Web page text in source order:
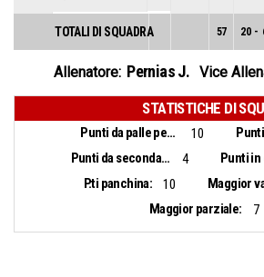
TOTALI DI SQUADRA 57 20 -
Allenatore: Pernias J. Vice
STATISTICHE DI
Punti da palle perse: 10
Punti da seconda opportunità:
4
P.ti panchina:
10
Maggior parziale:
7